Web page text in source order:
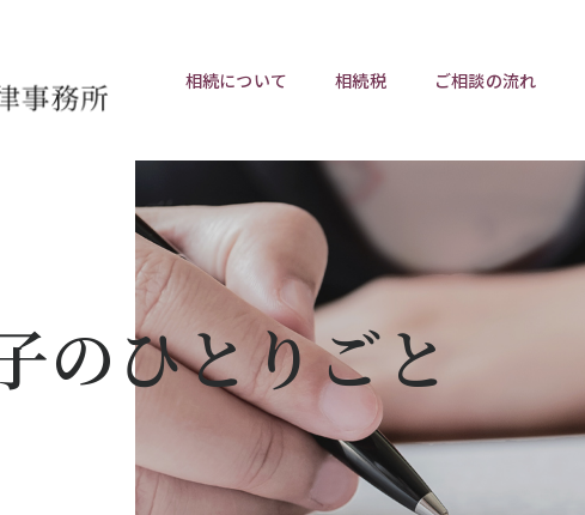
相続について
相続トラブルチェックリスト
相談関連書式ダウンロード 任意後見制度
相続税 ご相談の流れ
のひとりごと